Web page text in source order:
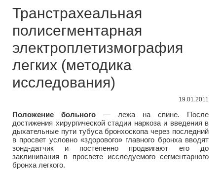
Транстрахеальная
полисегментарная
электроплетизмография
легких (методика
исследования)
19.01.2011
Положение больного — лежа на спине. После
достижения хирургической стадии наркоза и введения в
дыхательные пути тубуса бронхоскопа через последний
в просвет условно «здорового» главного бронха вводят
зонд-датчик и постепенно продвигают его до
заклинивания в просвете исследуемого сегментарного
бронха легкого.